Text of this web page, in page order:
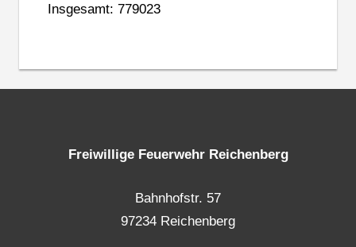
Insgesamt: 779023
Freiwillige Feuerwehr Reichenberg
Bahnhofstr. 57
97234 Reichenberg